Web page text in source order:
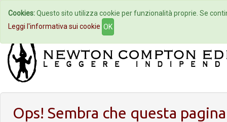
Home Autori Eventi
Ops! Sembra che questa
Cookies:Questo sito utilizza cookie per funzionalità proprie. Se
Leggi l'informativa sui cookie OK